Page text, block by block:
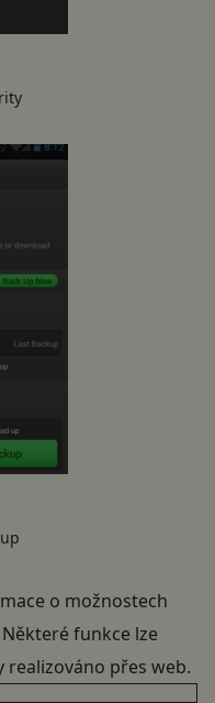
o možnostech
funkce lze
realizováno přes web.